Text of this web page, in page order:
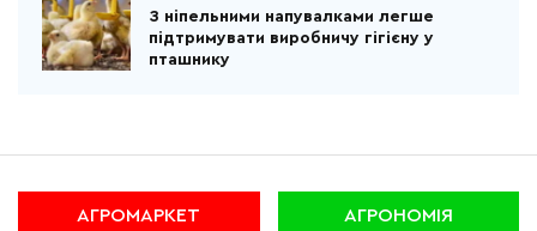
З ніпельними напувалками легше
підтримувати виробничу гігієну у
пташнику
АГРОМАРКЕТ АГРОНОМІЯ